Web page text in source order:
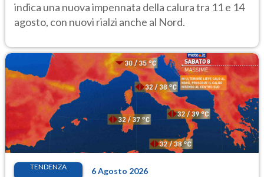
indica una nuova impennata della calura tra 11 e 14
agosto, con nuovi rialzi anche al Nord.
TENDENZA 6 Agosto 2026